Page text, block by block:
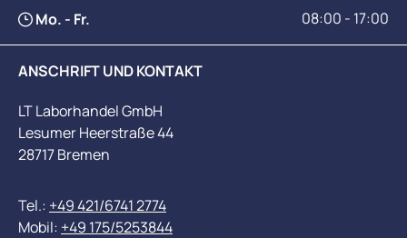
Mo. - Fr. 08:00 - 17:00
ANSCHRIFT UND KONTAKT
LT Laborhandel GmbH
Lesumer Heerstraße 44
28717 Bremen
Tel.: +49 421/6741 2774
Mobil: +49 175/5253844